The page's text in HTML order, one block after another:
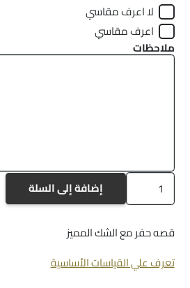
لا اعرف مقاسي
اعرف مقاسي
ملاحظات
كمية
a-
إضافة إلى السلة
قصه حفر مع الشك المميز
تعرف علي القياسات الأساسية